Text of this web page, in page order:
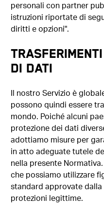
personali con partner
istruzioni riportate di
diritti e opzioni".
DI DATI
Il nostro Servizio è
possono quindi essere
mondo. Poiché alcuni
protezione dei dati
adottiamo misure per
in atto adeguate tutele
nella presente
che possiamo utilizzare
standard approvate
protezioni legittime.